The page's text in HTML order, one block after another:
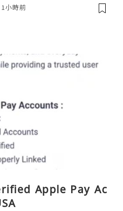
1小時前
Apple Pay Ac